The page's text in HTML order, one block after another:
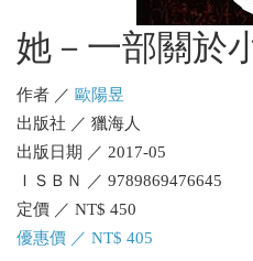
她－一部關於
作者 ／ 歐陽昱
出版社 ／ 獵海人
出版日期 ／ 2017-05
ＩＳＢＮ ／ 9789869476645
定價 ／ NT$ 450
優惠價 ／ NT$ 405